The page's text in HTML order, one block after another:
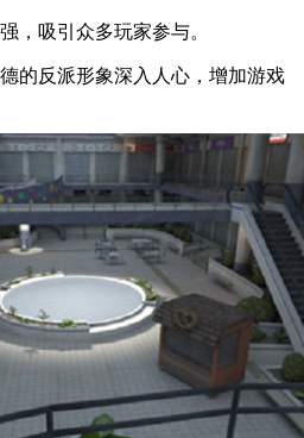
，吸引众多玩家参与。
的反派形象深入人心，增加游戏